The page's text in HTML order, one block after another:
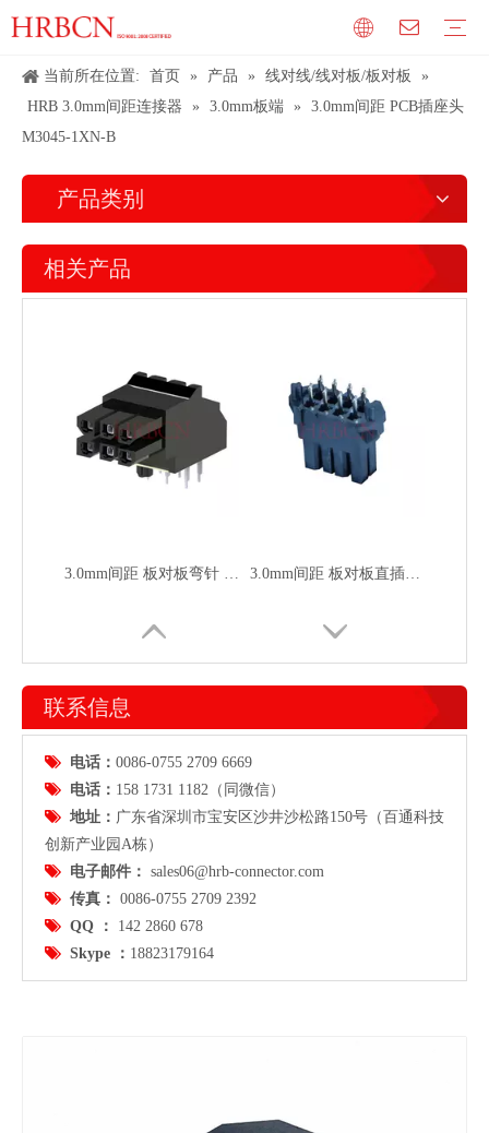
当前所在位置: 首页 » 产品 » 线对线/线对板/板对板
»
HRB 3.0mm间距连接器
» 3.0mm板端 »
3.0mm间距 PCB插座头
M3045-1XN-B
产品类别
相关产品
3.0mm间距 板对板弯针 针座 M3025R-2xN-B-D 3.0mm间距 板对板直插针座 M3046-2xN-B
3.0mm间距连接器 板对板针座 M3047-2xN-B-A
联系信息
 电话： 0086-0755 2709 6669
 电话： 158 1731 1182（同微信）
 地址： 广东省深圳市宝安区沙井沙松路150号（百通科技
创新产业园A栋）
 电子邮件： sales06@hrb-connector.com
 传真： 0086-0755 2709 2392
 QQ ： 142 2860 678
 Skype ： 18823179164